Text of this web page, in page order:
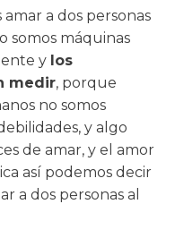
a dos personas
somos máquinas
y los
medir, porque
no somos
y algo
de amar, y el amor
así podemos decir
a dos personas al